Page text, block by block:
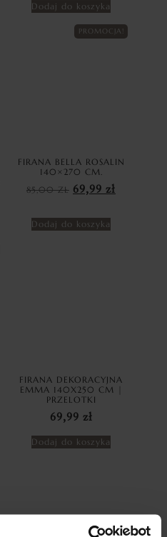
Dodaj do koszyka
PROMOCJA!
FIRANA BELLA ROSALIN
140×270 CM.
85,00ZŁ 69,99 zł
Dodaj do koszyka
FIRANA DEKORACYJNA
EMMA 140X250 CM |
PRZELOTKI
69,99 zł
Dodaj do koszyka